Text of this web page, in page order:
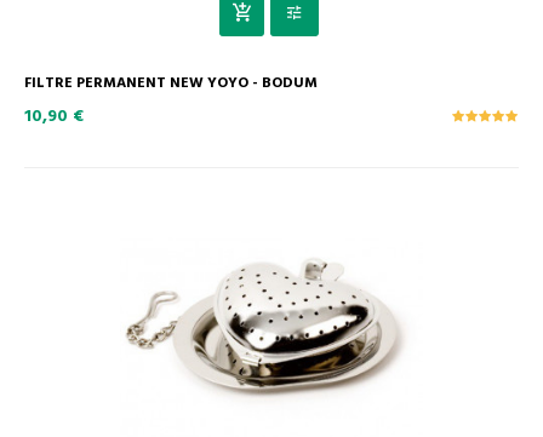
FILTRE PERMANENT NEW YOYO - BODUM
10,90 €